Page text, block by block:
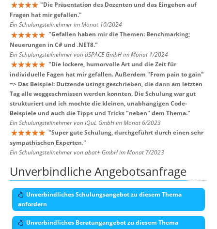
"Die Präsentation des Dozenten und das Eingehen auf
Fragen hat mir gefallen."
Ein Schulungsteilnehmer im Monat 10/2024
"Gefallen haben mir die Themen: Benchmarking;
Neuerungen in C# und .NET8."
Ein Schulungsteilnehmer von dSPACE GmbH im Monat 1/2024
"Die lockere, humorvolle Art und die Zeit für
individuelle Fagen hat mir gefallen. Außerdem "From pain to gain"
=> Das Beispiel: Dutzende usings geschrieben, die dann am letzten
Tag alle weggeschmissen werden konnten. Die Schulung war gut
strukturiert und ich mochte die kleinen, unabhängigen Code-
Beispiele und auch die Tipps und Tricks "neben" dem Thema."
Ein Schulungsteilnehmer von IQuL GmbH im Monat 6/2023
"Super gute Schulung, durchgeführt durch einen sehr
sympathischen Experten."
Ein Schulungsteilnehmer von abat+ GmbH im Monat 7/2023
Unverbindliche Angebotsanfrage
Unverbindliches Schulungsangebot zu diesem Thema
anfordern
Unverbindliches Beratungangebot zu diesem Thema